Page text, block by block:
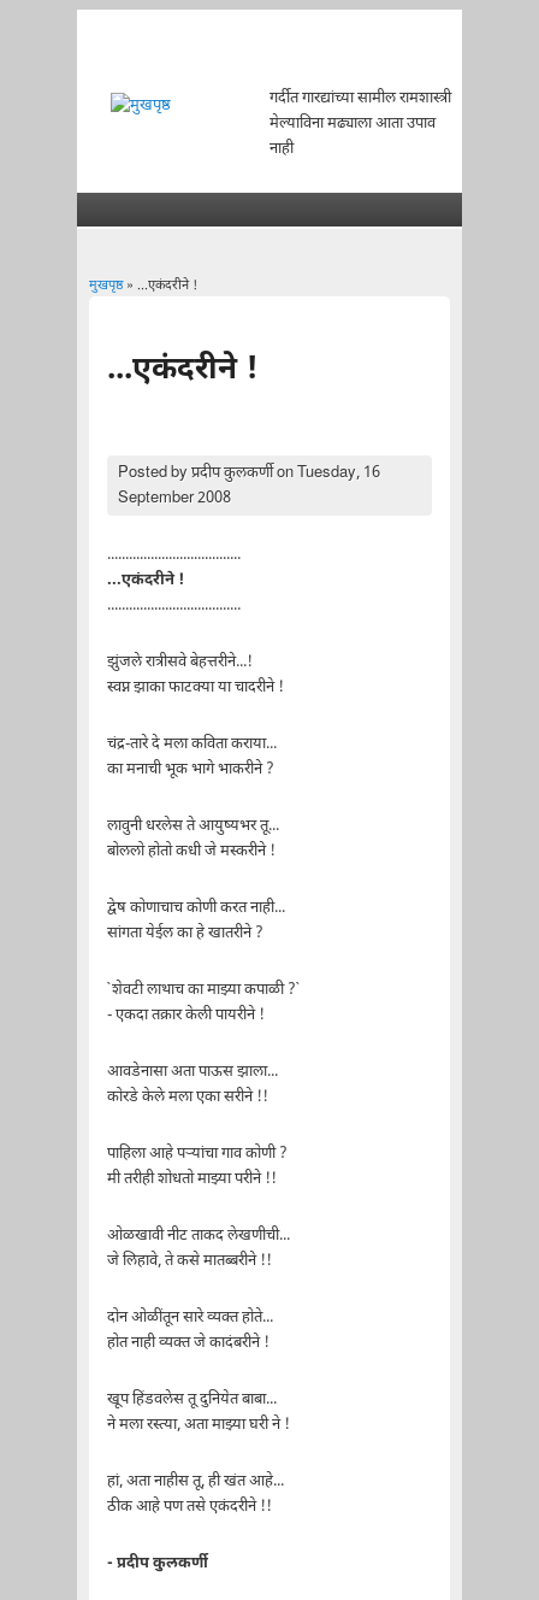
गर्दीत गारद्यांच्या सामील रामशास्त्री
मेल्याविना मढ्याला आता उपाव
नाही
मुखपृष्ठ» ...एकंदरीने !
...एकंदरीने !
Posted byप्रदीप कुलकर्णीon Tuesday, 16
September 2008
.....................................
...एकंदरीने !
.....................................
झुंजले रात्रीसवे बेहत्तरीने...!
स्वप्न झाका फाटक्या या चादरीने !
चंद्र-तारे दे मला कविता कराया...
का मनाची भूक भागे भाकरीने ?
लावुनी धरलेस ते आयुष्यभर तू...
बोललो होतो कधी जे मस्करीने !
द्वेष कोणाचाच कोणी करत नाही...
सांगता येईल का हे खातरीने ?
`शेवटी लाथाच का माझ्या कपाळी ?`
- एकदा तक्रार केली पायरीने !
आवडेनासा अता पाऊस झाला...
कोरडे केले मला एका सरीने !!
पाहिला आहे पऱ्यांचा गाव कोणी ?
मी तरीही शोधतो माझ्या परीने !!
ओळखावी नीट ताकद लेखणीची...
जे लिहावे, ते कसे मातब्बरीने !!
दोन ओळींतून सारे व्यक्त होते...
होत नाही व्यक्त जे कादंबरीने !
खूप हिंडवलेस तू दुनियेत बाबा...
ने मला रस्त्या, अता माझ्या घरी ने !
हां, अता नाहीस तू, ही खंत आहे...
ठीक आहे पण तसे एकंदरीने !!
- प्रदीप कुलकर्णी